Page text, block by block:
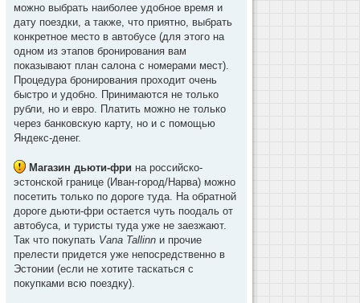
можно выбрать наиболее удобное время и
дату поездки, а также, что приятно, выбрать
конкретное место в автобусе (для этого на
одном из этапов бронирования вам
показывают план салона с номерами мест).
Процедура бронирования проходит очень
быстро и удобно. Принимаются не только
рубли, но и евро. Платить можно не только
через банковскую карту, но и с помощью
Яндекс-денег.
Магазин дьюти-фри на российско-
эстонской границе (Иван-город/Нарва) можно
посетить только по дороге туда. На обратной
дороге дьюти-фри остается чуть поодаль от
автобуса, и туристы туда уже не заезжают.
Так что покупать Vana Tallinn и прочие
прелести придется уже непосредственно в
Эстонии (если не хотите таскаться с
покупками всю поездку).